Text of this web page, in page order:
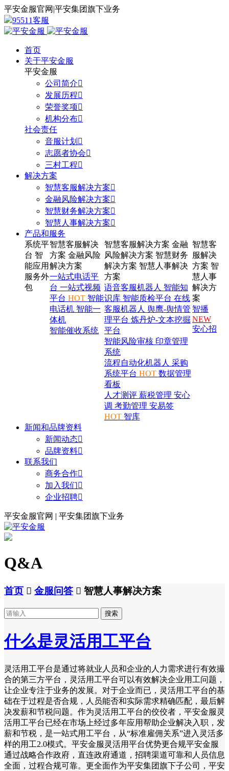
平安金服官网 |平安集团旗下业务
95511客服
首页
关于平安金服
平安金服
公司简介
发展历程
荣誉奖项
机构分布
社会责任
音服计划 
志愿者协会
三村工程
解决方案
智慧客服解决方案
金融风险解决方案
智慧财务解决方案
智慧人事解决方案
产品和服务
系统平
台 智
能应用
服务外
包
智慧客服解决
方案 金融风险
解决方案
一站式电话平
台一站式视频
平台HOT 智能
电话机 智能一
体机
智能催收系统
智慧客服解决方案 金融
风险解决方案 智慧财务
解决方案 智慧人事解决
方案
语音客服机器人 智能知
识库 智能质检平台 在线
客服机器人 舆鹰-舆情管
理平台 炼丹炉-文本挖掘
平台
智能风险审核 印章管理
系统
流程自动化机器人 采购
系统平台 HOT 数据管理
看板
人才测评 薪税管理 安心
调 考勤管理 安易签
HOT 智库
智慧客
服解决
方案 智
慧人事
解决方
案
智播
NEW
安心招
新闻和品牌资料
新闻动态
品牌资料
联系我们
商务合作
加入我们
企业招聘
平安金服官网 | 平安集团旗下业务
Q&A
首页  金服问答  智慧人事解决方案
搜索
什么是灵活用工平台
灵活用工平台是通过将就业人员和企业的人力需求进行有效撮
合的第三方平台，灵活用工平台可以有效解决企业用工问题，
让企业专注于业务的发展。对于企业而已，灵活用工平台的基
础在于过程是否合规，人员能否和实际需求精确匹配，最后解
决发薪和节税问题。作为灵活用工平台的佼佼者，平安金服灵
活用工平台已经在市场上经过多年应用帮助企业解决入职，发
薪和节税，是一站式用工平台，从“标准雇佣关系”进入灵活多
样的用工2.0模式。平安金服灵活用平台优势更合规平安金服
通过战略合作政府，直连政府通道，招聘渠道可靠和人员信息
全面，过程合规可靠。更全面作为平安集团旗下子公司，平安